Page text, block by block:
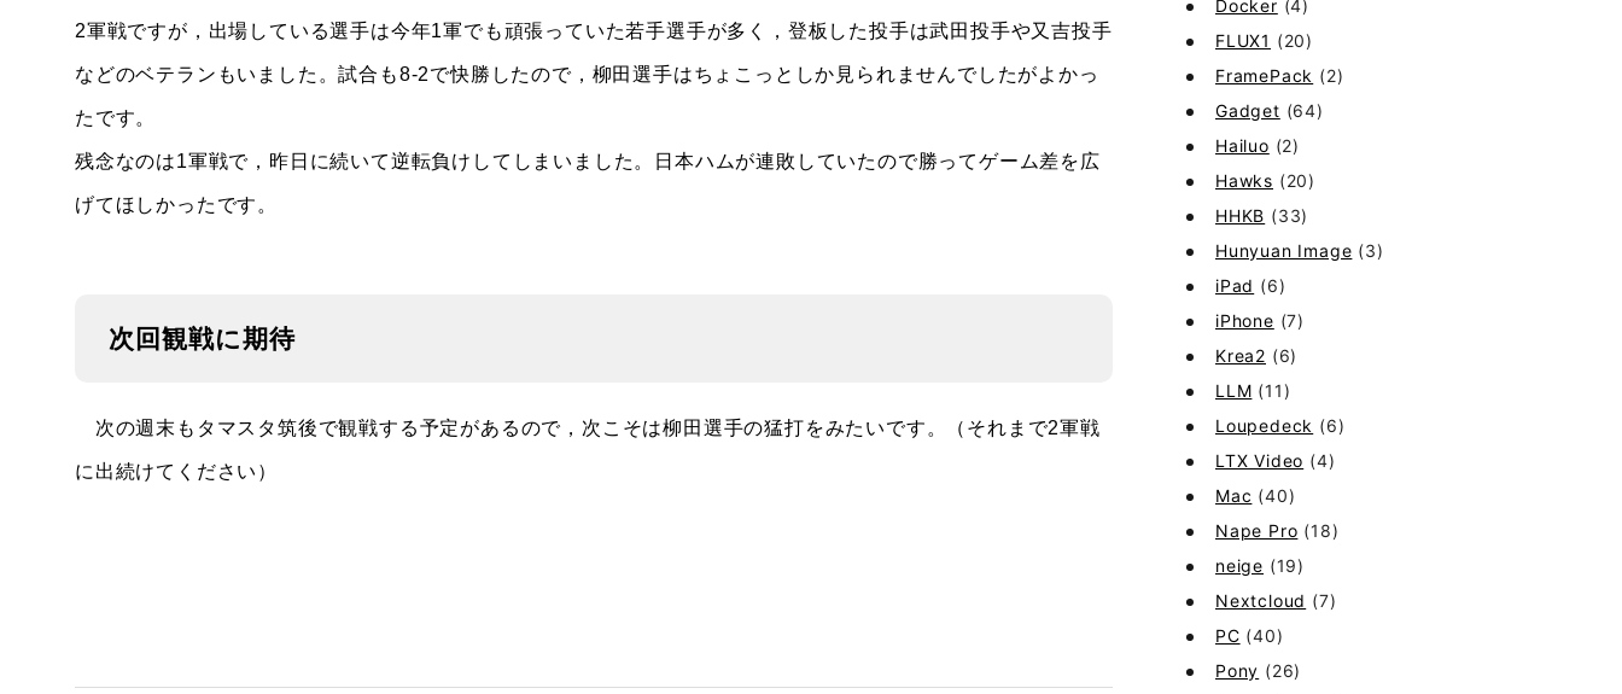
2軍戦ですが，出場している選手は今年1軍でも頑張っていた若手選手が多く，登板した投手は武田投手や又吉投手
などのベテランもいました。試合も8‐2で快勝したので，柳田選手はちょこっとしか見られませんでしたがよかっ
たです。
残念なのは1軍戦で，昨日に続いて逆転負けしてしまいました。日本ハムが連敗していたので勝ってゲーム差を広
げてほしかったです。
次回観戦に期待
次の週末もタマスタ筑後で観戦する予定があるので，次こそは柳田選手の猛打をみたいです。（それまで2軍戦
に出続けてください）
Docker (4)
FLUX1 (20)
FramePack (2)
Gadget (64)
Hailuo (2)
Hawks (20)
HHKB (33)
Hunyuan Image (3)
iPad (6)
iPhone (7)
Krea2 (6)
LLM (11)
Loupedeck (6)
LTX Video (4)
Mac (40)
Nape Pro (18)
neige (19)
Nextcloud (7)
PC (40)
Pony (26)